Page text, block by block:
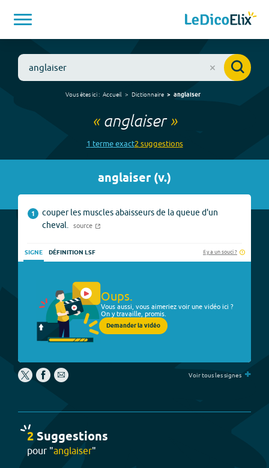
Vous êtes ici : Accueil Dictionnaire anglaiser
« anglaiser»
1 termeexact2 suggestions
anglaiser(v.)
1
couper les muscles abaisseurs de la queue d'un
cheval.
source
SIGNE DÉFINITION LSF Il y a un souci ?
Oups.
Vous aussi, vous aimeriez voir une vidéo ici ?
On y travaille, promis.
Demander la vidéo
Voir tous les signes +
2Suggestions
pour "anglaiser"